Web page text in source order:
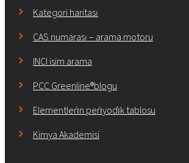
Kategori haritası
CAS numarası – arama motoru
INCI isim arama
PCC Greenline®blogu
Elementleri̇n peri̇yodi̇k tablosu
Kimya Akademisi